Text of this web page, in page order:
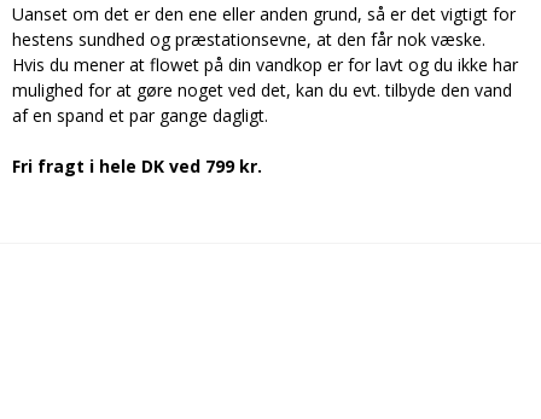
Uanset om det er den ene eller anden grund, så er det vigtigt for
hestens sundhed og præstationsevne, at den får nok væske.
Hvis du mener at flowet på din vandkop er for lavt og du ikke har
mulighed for at gøre noget ved det, kan du evt. tilbyde den vand
af en spand et par gange dagligt.
Fri fragt i hele DK ved 799 kr.